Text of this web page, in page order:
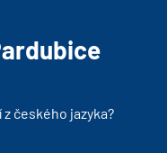
českého jazyka?